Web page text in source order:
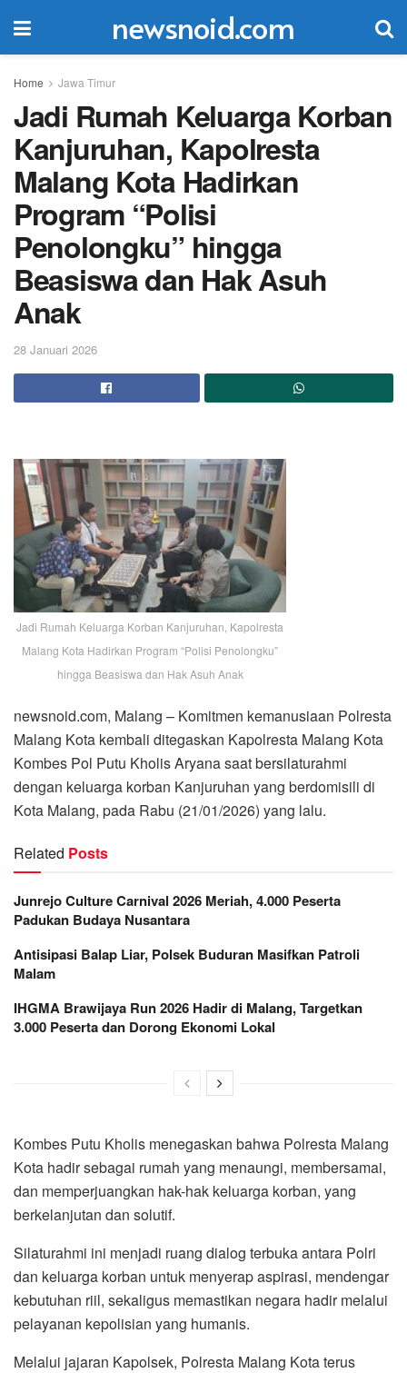
newsnoid.com
Home Jawa Timur
Jadi Rumah Keluarga Korban
Kanjuruhan, Kapolresta
Malang Kota Hadirkan
Program “Polisi
Penolongku” hingga
Beasiswa dan Hak Asuh
Anak
28 Januari 2026
Jadi Rumah Keluarga Korban Kanjuruhan, Kapolresta
Malang Kota Hadirkan Program “Polisi Penolongku”
hingga Beasiswa dan Hak Asuh Anak
newsnoid.com, Malang – Komitmen kemanusiaan Polresta
Malang Kota kembali ditegaskan Kapolresta Malang Kota
Kombes Pol Putu Kholis Aryana saat bersilaturahmi
dengan keluarga korban Kanjuruhan yang berdomisili di
Kota Malang, pada Rabu (21/01/2026) yang lalu.
Related Posts
Junrejo Culture Carnival 2026 Meriah, 4.000 Peserta
Padukan Budaya Nusantara
Antisipasi Balap Liar, Polsek Buduran Masifkan Patroli
Malam
IHGMA Brawijaya Run 2026 Hadir di Malang, Targetkan
3.000 Peserta dan Dorong Ekonomi Lokal
Kombes Putu Kholis menegaskan bahwa Polresta Malang
Kota hadir sebagai rumah yang menaungi, membersamai,
dan memperjuangkan hak-hak keluarga korban, yang
berkelanjutan dan solutif.
Silaturahmi ini menjadi ruang dialog terbuka antara Polri
dan keluarga korban untuk menyerap aspirasi, mendengar
kebutuhan riil, sekaligus memastikan negara hadir melalui
pelayanan kepolisian yang humanis.
Melalui jajaran Kapolsek, Polresta Malang Kota terus